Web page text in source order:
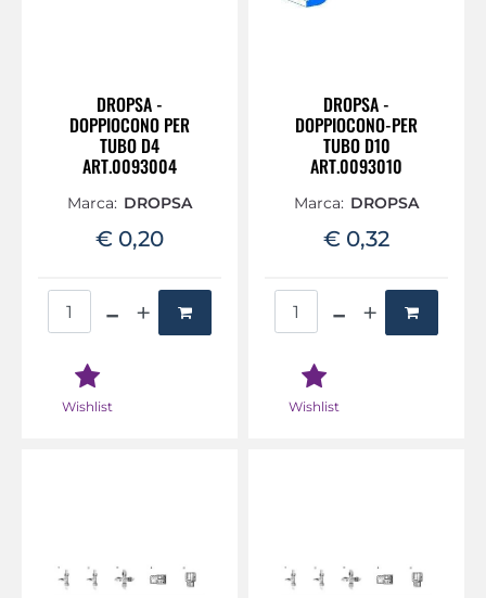
DROPSA -
DOPPIOCONO PER
TUBO D4
ART.0093004
Marca: DROPSA
€ 0,20
Wishlist
DROPSA -
DOPPIOCONO-PER
TUBO D10
ART.0093010
Marca: DROPSA
€ 0,32
Wishlist